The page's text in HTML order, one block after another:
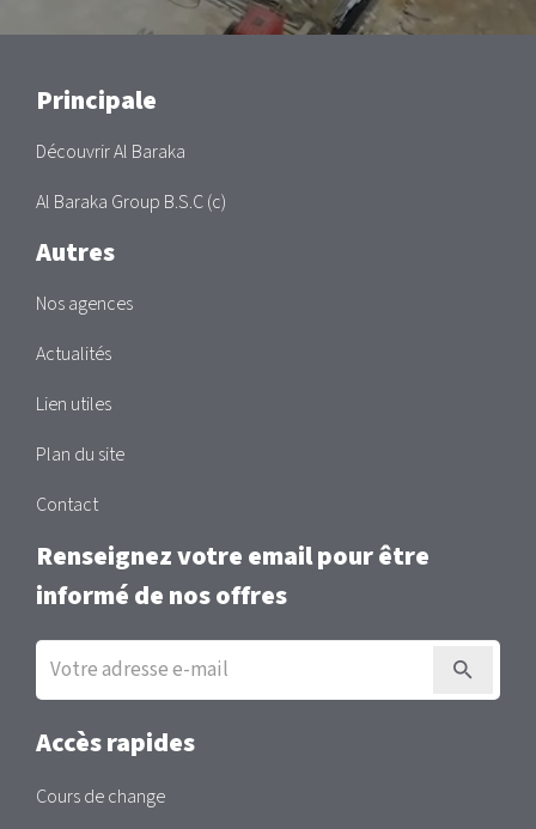
Main
Principale
Découvrir Al Baraka
Al Baraka Group B.S.C (c)
Autres
Nos agences
Actualités
Lien utiles
Plan du site
Contact
Renseignez votre email pour être
informé de nos offres
Inscription
la
newsletter
Accès rapides
Cours de change